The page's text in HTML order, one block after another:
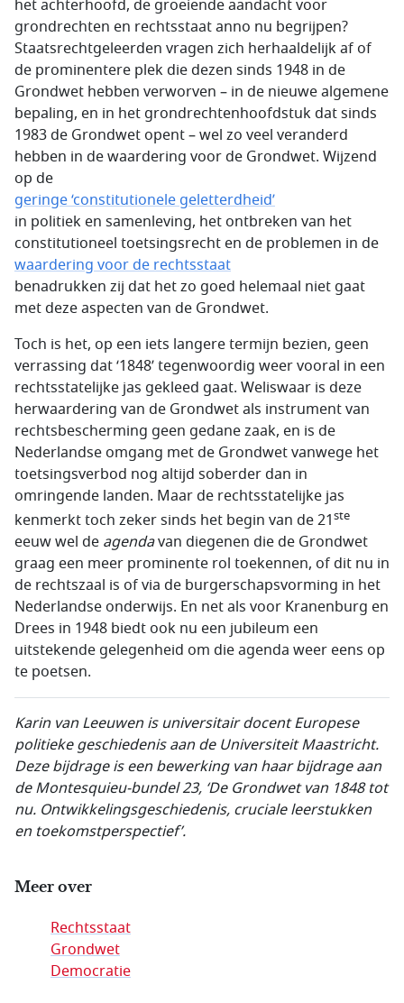
het achterhoofd, de groeiende aandacht voor
grondrechten en rechtsstaat anno nu begrijpen?
Staatsrechtgeleerden vragen zich herhaaldelijk af of
de prominentere plek die dezen sinds 1948 in de
Grondwet hebben verworven – in de nieuwe algemene
bepaling, en in het grondrechtenhoofdstuk dat sinds
1983 de Grondwet opent – wel zo veel veranderd
hebben in de waardering voor de Grondwet. Wijzend
op de
geringe ‘constitutionele geletterdheid’
in politiek en samenleving, het ontbreken van het
constitutioneel toetsingsrecht en de problemen in de
waardering voor de rechtsstaat
benadrukken zij dat het zo goed helemaal niet gaat
met deze aspecten van de Grondwet.
Toch is het, op een iets langere termijn bezien, geen
verrassing dat ‘1848’ tegenwoordig weer vooral in een
rechtsstatelijke jas gekleed gaat. Weliswaar is deze
herwaardering van de Grondwet als instrument van
rechtsbescherming geen gedane zaak, en is de
Nederlandse omgang met de Grondwet vanwege het
toetsingsverbod nog altijd soberder dan in
omringende landen. Maar de rechtsstatelijke jas
kenmerkt toch zeker sinds het begin van de 21ste
eeuw wel de agendavan diegenen die de Grondwet
graag een meer prominente rol toekennen, of dit nu in
de rechtszaal is of via de burgerschapsvorming in het
Nederlandse onderwijs. En net als voor Kranenburg en
Drees in 1948 biedt ook nu een jubileum een
uitstekende gelegenheid om die agenda weer eens op
te poetsen.
Karin van Leeuwen is universitair docent Europese
politieke geschiedenis aan de Universiteit Maastricht.
Deze bijdrage is een bewerking van haar bijdrage aan
de Montesquieu-bundel 23, ‘De Grondwet van 1848 tot
nu. Ontwikkelingsgeschiedenis, cruciale leerstukken
en toekomstperspectief’.
Meer over
Rechtsstaat
Grondwet
Democratie